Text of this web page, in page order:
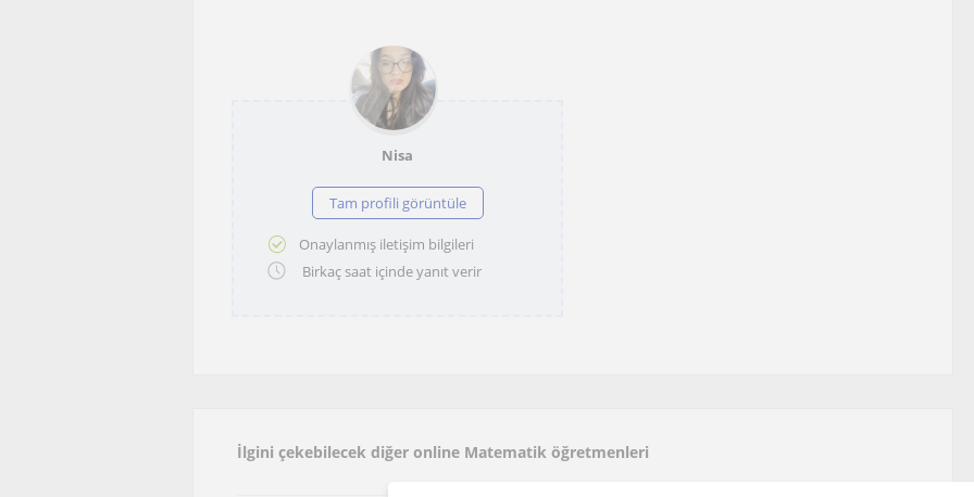
Nisa
Tam profili görüntüle
Onaylanmış iletişim bilgileri
Birkaç saat içinde yanıt verir
İlgini çekebilecek diğer online Matematik öğretmenleri